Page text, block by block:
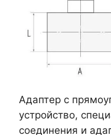
Адаптер с
устройство,
соединения и